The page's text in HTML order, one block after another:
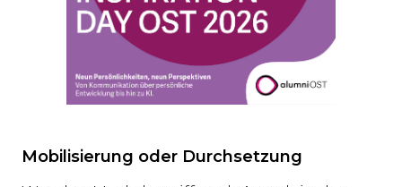
Mobilisierung oder Durchsetzung